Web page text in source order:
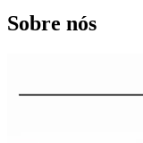
Sobre nós